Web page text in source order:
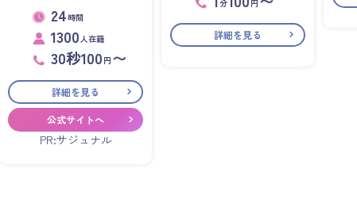
24 時間
1300人在籍
30秒100 円 〜
詳細を見る
公式サイトへ
PR:サジュナル
分 円
詳細を見る